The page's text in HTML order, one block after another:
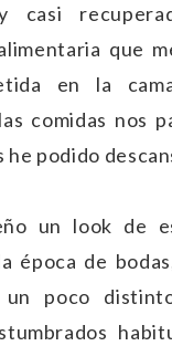
casi
que
en la
comidas nos
he podido
un look de
época de
un poco